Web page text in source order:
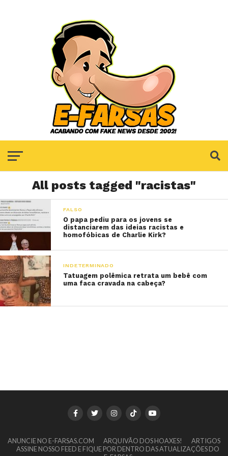
All posts tagged "racistas"
FALSO
O papa pediu para os jovens se
distanciarem das ideias racistas e
homofóbicas de Charlie Kirk?
INDETERMINADO
Tatuagem polêmica retrata um bebê com
uma faca cravada na cabeça?
ANUNCIE NO E-FARSAS.COM ARQUIVÃO DOS HOAXES!
ARTIGOS
ASSINE NOSSO FEED E FIQUE POR DENTRO DAS ATUALIZAÇÕES DO